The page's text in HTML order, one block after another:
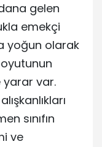
gelen
emekçi
yoğun olarak
var.
sınıfın
ve